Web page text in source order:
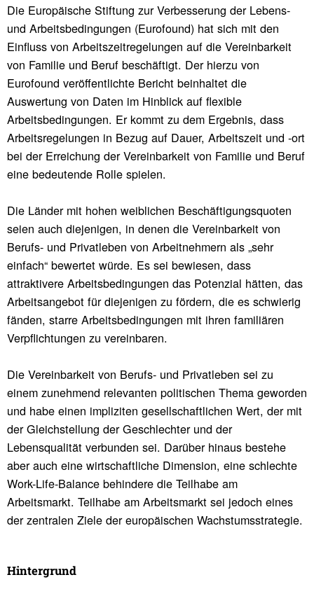
Die Europäische Stiftung zur Verbesserung der Lebens-
und Arbeitsbedingungen (Eurofound) hat sich mit den
Einfluss von Arbeitszeitregelungen auf die Vereinbarkeit
von Familie und Beruf beschäftigt. Der hierzu von
Eurofound veröffentlichte Bericht beinhaltet die
Auswertung von Daten im Hinblick auf flexible
Arbeitsbedingungen. Er kommt zu dem Ergebnis, dass
Arbeitsregelungen in Bezug auf Dauer, Arbeitszeit und -ort
bei der Erreichung der Vereinbarkeit von Familie und Beruf
eine bedeutende Rolle spielen.
Die Länder mit hohen weiblichen Beschäftigungsquoten
seien auch diejenigen, in denen die Vereinbarkeit von
Berufs- und Privatleben von Arbeitnehmern als „sehr
einfach“ bewertet würde. Es sei bewiesen, dass
attraktivere Arbeitsbedingungen das Potenzial hätten, das
Arbeitsangebot für diejenigen zu fördern, die es schwierig
fänden, starre Arbeitsbedingungen mit ihren familiären
Verpflichtungen zu vereinbaren.
Die Vereinbarkeit von Berufs- und Privatleben sei zu
einem zunehmend relevanten politischen Thema geworden
und habe einen impliziten gesellschaftlichen Wert, der mit
der Gleichstellung der Geschlechter und der
Lebensqualität verbunden sei. Darüber hinaus bestehe
aber auch eine wirtschaftliche Dimension, eine schlechte
Work-Life-Balance behindere die Teilhabe am
Arbeitsmarkt. Teilhabe am Arbeitsmarkt sei jedoch eines
der zentralen Ziele der europäischen Wachstumsstrategie.
Hinter­grund